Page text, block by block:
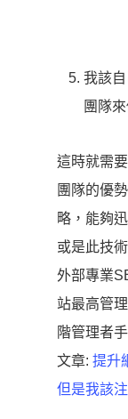
我該
團隊來
這時就需
團隊的優
略， 能夠
或是此技
外部專業
站最高管
階管理者
文章: 提升
但是我該